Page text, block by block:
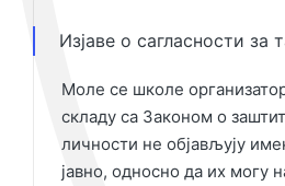
Изјаве о сагласности за
Моле се школе
складу са Законом о
личности не објављују
јавно, односно да их могу